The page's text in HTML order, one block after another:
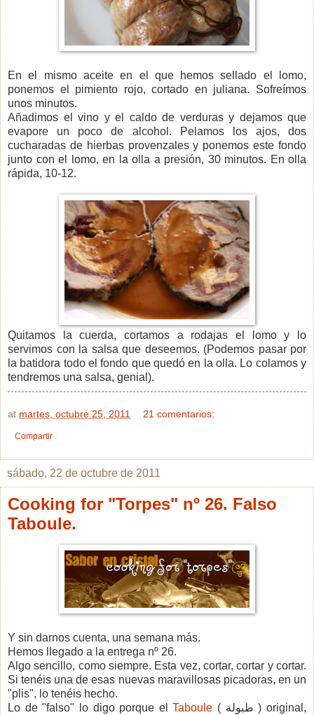
En el mismo aceite en el que hemos sellado el lomo,
ponemos el pimiento rojo, cortado en juliana. Sofreímos
unos minutos.
Añadimos el vino y el caldo de verduras y dejamos que
evapore un poco de alcohol. Pelamos los ajos, dos
cucharadas de hierbas provenzales y ponemos este fondo
junto con el lomo, en la olla a presión, 30 minutos. En olla
rápida, 10-12.
Quitamos la cuerda, cortamos a rodajas el lomo y lo
servimos con la salsa que deseemos. (Podemos pasar por
la batidora todo el fondo que quedó en la olla. Lo colamos y
tendremos una salsa, genial).
at martes, octubre 25, 2011 21 comentarios:
Compartir
sábado, 22 de octubre de 2011
Cooking for "Torpes" nº 26. Falso
Taboule.
Y sin darnos cuenta, una semana más.
Hemos llegado a la entrega nº 26.
Algo sencillo, como siempre. Esta vez, cortar, cortar y cortar.
Si tenéis una de esas nuevas maravillosas picadoras, en un
"plis", lo tenéis hecho.
Lo de "falso" lo digo porque elTaboule ( طبولة ) original ,